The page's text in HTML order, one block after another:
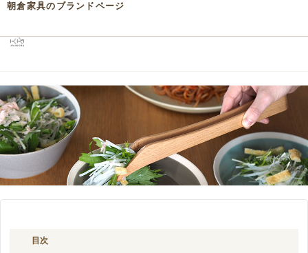
家事問屋 ウェック
プレート グラス カトラリー
山一 マリメッコ つきじ常陸屋 柳宗理
閉じる
朝倉家具のブランドページ
目次